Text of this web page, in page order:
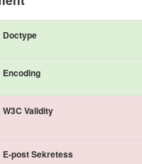
Doctype
Encoding
W3C Validity
E-post Sekretess